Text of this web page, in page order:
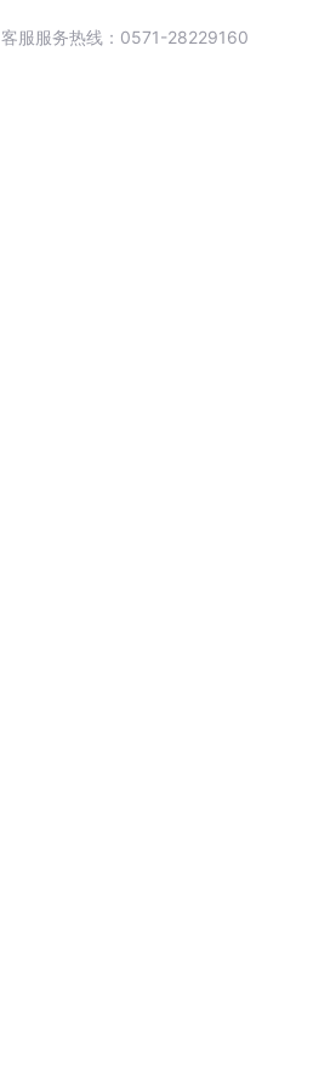
客服服务热线：0571-28229160